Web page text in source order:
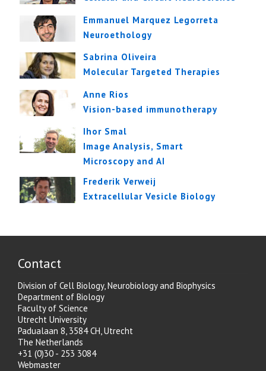
Emmanuel Marquez Legorreta
Neuroethology
Sabrina Oliveira
Molecular Targeted Therapies
Anne Rios
Vision-based immunotherapy
Ihor Smal
Image Analysis, Smart
Microscopy and AI
Frederik Verweij
Extracellular Vesicle Biology
Contact
Division of Cell Biology, Neurobiology and Biophysics
Department of Biology
Faculty of Science
Utrecht University
Padualaan 8, 3584 CH, Utrecht
The Netherlands
+31 (0)30 - 253 3084
Webmaster